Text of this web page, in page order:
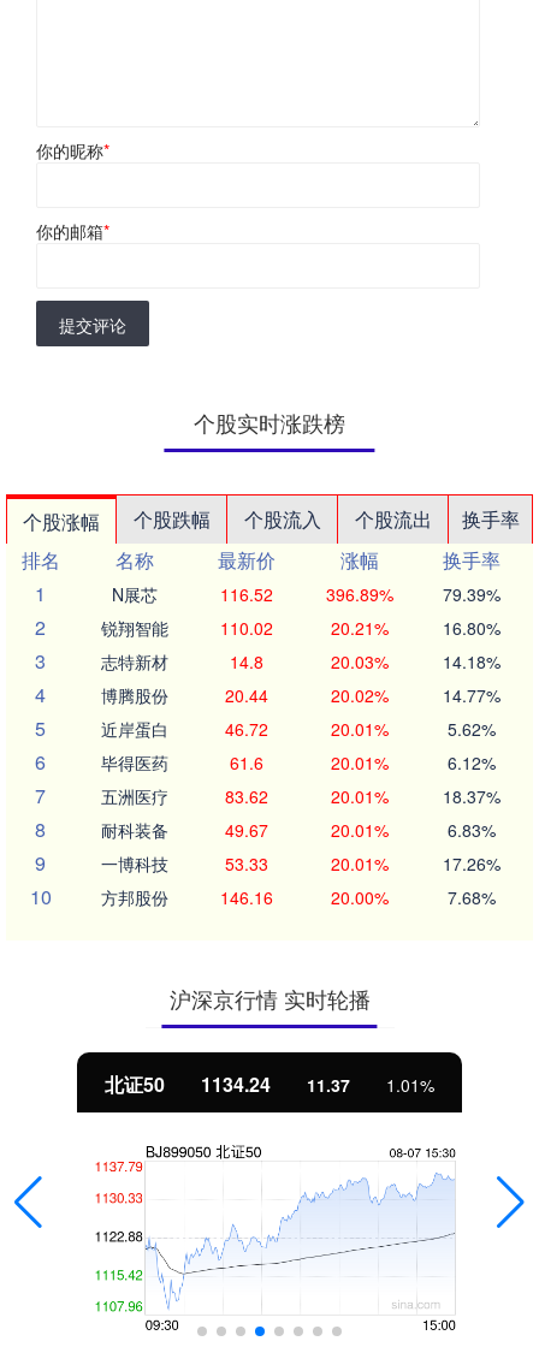
你的昵称*
你的邮箱*
提交评论
个股实时涨跌榜
个股涨幅 个股跌幅 个股流入 个股流出
换手率
排名
名称 最新价 涨幅
换手率
1
N展芯 116.52 396.89% 79.39%
2 锐翔智能 110.02 20.21% 16.80%
3 志特新材 14.8 20.03% 14.18%
4 博腾股份 20.44 20.02% 14.77%
5 近岸蛋白 46.72 20.01% 5.62%
6 毕得医药 61.6 20.01% 6.12%
7 五洲医疗 83.62 20.01% 18.37%
8 耐科装备 49.67 20.01% 6.83%
9 一博科技 53.33 20.01% 17.26%
10 方邦股份 146.16 20.00% 7.68%
沪深京行情 实时轮播
北证50 1134.24 11.37 1.01%